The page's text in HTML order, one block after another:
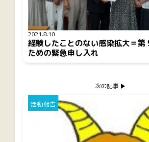
2021.8.10
経験したことのない感染拡大＝第
ための緊急申し入れ
活動報告
次の記事